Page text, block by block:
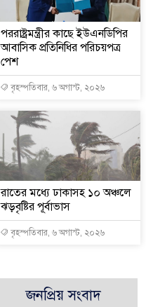
পররাষ্ট্রমন্ত্রীর কা‌ছে ইউএনডিপির
আবাসিক প্রতিনিধির পরিচয়পত্র
পেশ
বৃহস্পতিবার, ৬ অগাস্ট, ২০২৬
রাতের মধ্যে ঢাকাসহ ১০ অঞ্চলে
ঝড়বৃষ্টির পূর্বাভাস
বৃহস্পতিবার, ৬ অগাস্ট, ২০২৬
জনপ্রিয় সংবাদ